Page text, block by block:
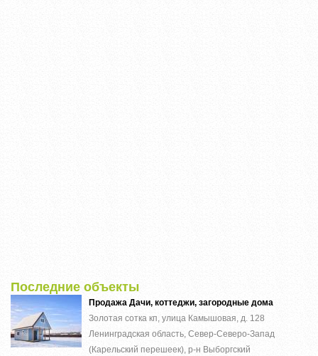
Последние объекты
Продажа Дачи, коттеджи, загородные дома
Золотая сотка кп, улица Камышовая, д. 128
Ленинградская область, Север-Северо-Запад
(Карельский перешеек), р-н Выборгский